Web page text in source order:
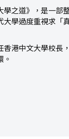
之道》，是一
學過度重視求
港中文大學校
。